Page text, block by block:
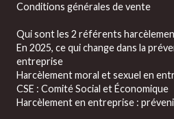
Conditions générales de vente
Qui sont les 2 référents
En 2025, ce qui change dans la
entreprise
Harcèlement moral et sexuel en
CSE : Comité Social et Économique
Harcèlement en entreprise :